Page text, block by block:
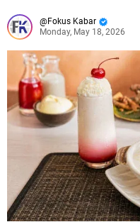
Fokus Kabar
Monday, May 18, 2026